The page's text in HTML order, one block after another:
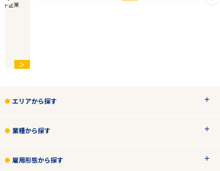
方≫大手企業×高時給で安心の就
エリアから探す
業種から探す
雇用形態から探す